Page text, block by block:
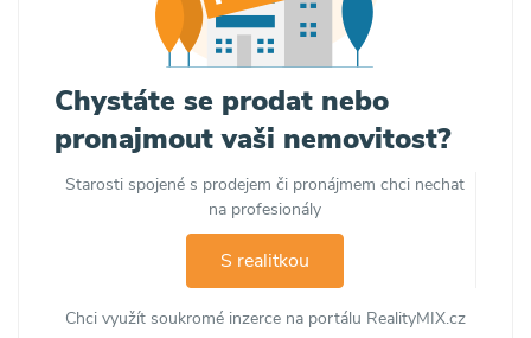
Chystáte se prodat nebo
pronajmout vaši nemovitost?
Starosti spojené s prodejem či pronájmem chci nechat
na profesionály
S realitkou
Chci využít soukromé inzerce na portálu RealityMIX.cz